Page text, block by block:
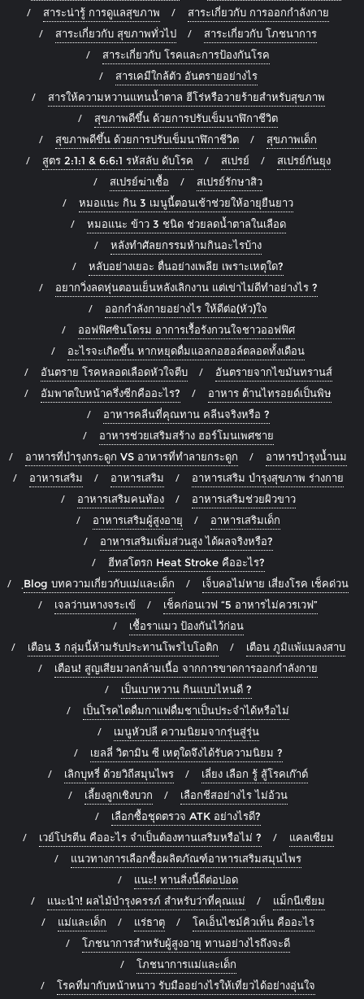
สาระน่ารู้ การดูแลสุขภาพ
สาระเกี่ยวกับ การออกกำลังกาย
สาระเกี่ยวกับ สุขภาพทั่วไป
สาระเกี่ยวกับ โภชนาการ
สาระเกี่ยวกับ โรคและการป้องกันโรค
สารเคมีใกล้ตัว อันตรายอย่างไร
สารให้ความหวานแทนน้ำตาล ฮีโร่หรือวายร้ายสำหรับสุขภาพ
สุขภาพดีขึ้น ด้วยการปรับเข็มนาฬิกาชีวิต
สุขภาพดีขึ้น ด้วยการปรับเข็มนาฬิกาชีวิต
สุขภาพเด็ก
สูตร 2:1:1 & 6:6:1 รหัสลับ ดับโรค
สเปรย์
สเปรย์กันยุง
สเปรย์ฆ่าเชื้อ
สเปรย์รักษาสิว
หมอแนะ กิน 3 เมนูนี้ตอนเช้าช่วยให้อายุยืนยาว
หมอแนะ ข้าว 3 ชนิด ช่วยลดน้ำตาลในเลือด
หลังทำศัลยกรรมห้ามกินอะไรบ้าง
หลับอย่างเยอะ ตื่นอย่างเพลีย เพราะเหตุใด?
อยากวิ่งลดหุ่นตอนเย็นหลังเลิกงาน แต่เข่าไม่ดีทำอย่างไร ?
ออกกำลังกายอย่างไร ให้ดีต่อ(หัว)ใจ
ออฟฟิศซินโดรม อาการเรื้อรังกวนใจชาวออฟฟิศ
อะไรจะเกิดขึ้น หากหยุดดื่มแอลกอฮอล์ตลอดทั้งเดือน
อันตราย โรคหลอดเลือดหัวใจตีบ
อันตรายจากไขมันทรานส์
อัมพาตใบหน้าครึ่งซีกคืออะไร?
อาหาร ต้านไทรอยด์เป็นพิษ
อาหารคลีนที่คุณทาน คลีนจริงหรือ ?
อาหารช่วยเสริมสร้าง ฮอร์โมนเพศชาย
อาหารที่บำรุงกระดูก VS อาหารที่ทำลายกระดูก
อาหารบำรุงน้ำนม
อาหารเสริม
อาหารเสริม
อาหารเสริม บำรุงสุขภาพ ร่างกาย
อาหารเสริมคนท้อง
อาหารเสริมช่วยผิวขาว
อาหารเสริมผู้สูงอายุ
อาหารเสริมเด็ก
อาหารเสริมเพิ่มส่วนสูง ได้ผลจริงหรือ?
ฮีทสโตรก Heat Stroke คืออะไร?
ฺBlog บทความเกี่ยวกับแม่และเด็ก
เจ็บคอไม่หาย เสี่ยงโรค เช็คด่วน
เจลว่านหางจระเข้
เช็คก่อนเวฟ “5 อาหารไม่ควรเวฟ”
เชื้อราแมว ป้องกันไว้ก่อน
เตือน 3 กลุ่มนี้ห้ามรับประทานโพรไบโอติก
เตือน ภูมิแพ้แมลงสาบ
เตือน! สูญเสียมวลกล้ามเนื้อ จากการขาดการออกกำลังกาย
เป็นเบาหวาน กินแบบไหนดี ?
เป็นโรคไตดื่มกาแฟดื่มชาเป็นประจำได้หรือไม่
เมนูหัวปลี ความนิยมจากรุ่นสู่รุ่น
เยลลี่ วิตามิน ซี เหตุใดจึงได้รับความนิยม ?
เลิกบุหรี่ ด้วยวิถีสมุนไพร
เลี่ยง เลือก รู้ สู้โรคเก๊าต์
เลี้ยงลูกเชิงบวก
เลือกชีสอย่างไร ไม่อ้วน
เลือกซื้อชุดตรวจ ATK อย่างไรดี?
เวย์โปรตีน คืออะไร จำเป็นต้องทานเสริมหรือไม่ ?
แคลเซียม
แนวทางการเลือกซื้อผลิตภัณฑ์อาหารเสริมสมุนไพร
แนะ! ทานสิ่งนี้ดีต่อปอด
แนะนำ! ผลไม้บำรุงครรภ์ สำหรับว่าที่คุณแม่
แม็กนีเซียม
แม่และเด็ก
แร่ธาตุ
โคเอ็นไซม์คิวเท็น คืออะไร
โภชนาการสำหรับผู้สูงอายุ ทานอย่างไรถึงจะดี
โภชนาการแม่และเด็ก
โรคที่มากับหน้าหนาว รับมืออย่างไรให้เที่ยวได้อย่างอุ่นใจ